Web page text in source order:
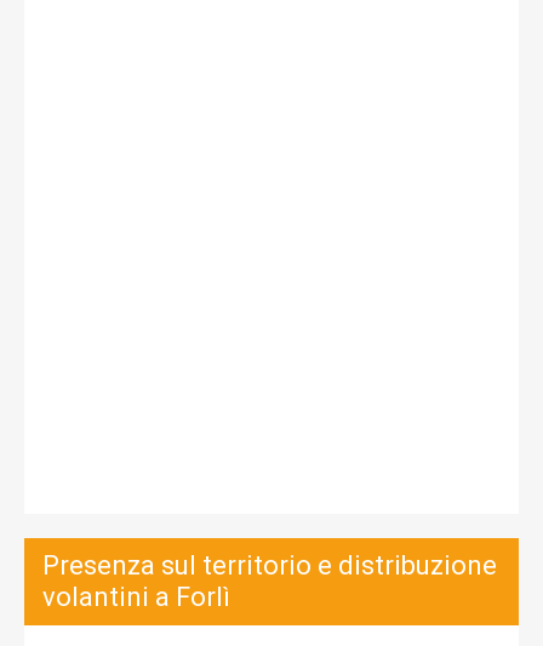
Presenza sul territorio e distribuzione
volantini a Forlì